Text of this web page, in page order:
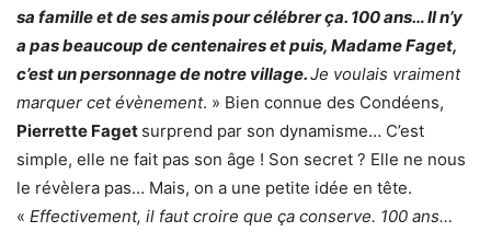
sa famille et de ses amis pour célébrer ça. 100 ans… Il n’y
a pas beaucoup de centenaires et puis, Madame Faget,
c’est un personnage de notre village.Je voulais vraiment
marquer cet évènement. » Bien connue des Condéens,
Pierrette Faget surprend par son dynamisme… C’est
simple, elle ne fait pas son âge ! Son secret ? Elle ne nous
le révèlera pas… Mais, on a une petite idée en tête.
« Effectivement, il faut croire que ça conserve. 100 ans…